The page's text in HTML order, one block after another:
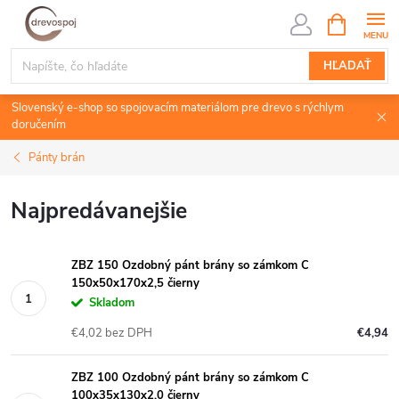
Prejsť
obsah
HĽADAŤ
KOŠÍK
Slovenský e-shop so spojovacím materiálom pre drevo s rýchlym
doručením
Pánty brán
Najpredávanejšie
ZBZ 150 Ozdobný pánt brány so zámkom C
150x50x170x2,5 čierny
Skladom
€4,94
€4,02 bez DPH
ZBZ 100 Ozdobný pánt brány so zámkom C
100x35x130x2,0 čierny